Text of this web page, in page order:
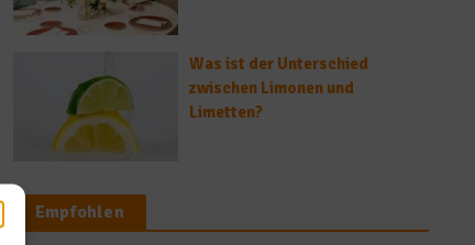
Was ist der Unterschied
zwischen Limonen und
Limetten?
Empfohlen